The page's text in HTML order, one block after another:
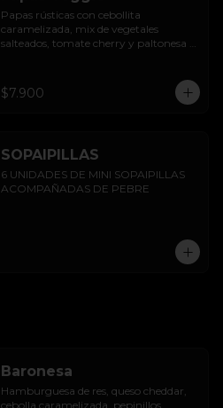
Papas rústicas con cebollita
caramelizada, mix de vegetales
salteados, tomate cherry y paltonesa
$7.900
SOPAIPILLAS
6 UNIDADES DE MINI SOPAIPILLAS
ACOMPAÑADAS DE PEBRE
Baronesa
Hamburguesa de res, queso cheddar,
cebolla caramelizada, pepinillos,